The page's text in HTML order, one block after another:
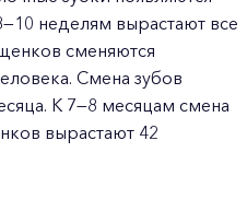
неделям вырастают все
сменяются
Смена зубов
К 7—8 месяцам смена
вырастают 42